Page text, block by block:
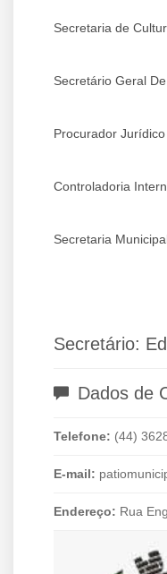
Secretaria de
Secretário Geral
Procurador Jurídico
Controladoria
Secretaria
Secretário:
Dados de
Telefone: (44)
E-mail:
Endereço: Rua